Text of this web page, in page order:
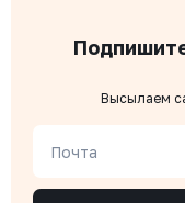
Высылаем
Почта